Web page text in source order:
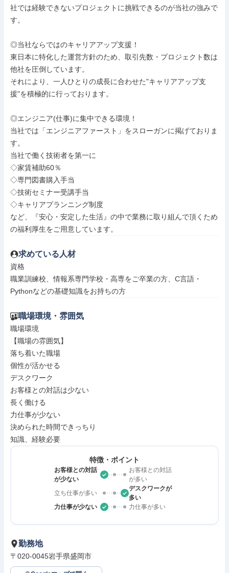
社では経験できないプロジェクトに挑戦できるのが当社の強みで
す。
◎当社ならではのキャリアアップ支援！
東日本に特化した運営方針のため、取引先数・プロジェクト数は
他社を圧倒しています。
それにより、一人ひとりの成長に合わせた"キャリアアップ支
援"を積極的に行っております。
◎エンジニア(仕事)に集中できる環境！
当社では「エンジニアファースト」をスローガンに掲げておりま
す。
当社で働く技術者を第一に
◇家賃補助60％
◇専門図書購入手当
◇技術セミナー受講手当
◇キャリアプランニング制度
など、『安心・安定した生活』の中で業務に取り組んで頂くため
の福利厚生をご用意しています。
求めている人材
資格
職業訓練校、情報系専門学校・高専をご卒業の方、C言語・
Pythonなどの基礎知識をお持ちの方
職場環境・雰囲気
職場環境
【職場の雰囲気】
落ち着いた職場
個性が活かせる
デスクワーク
お客様との対話は少ない
長く働ける
力仕事が少ない
決められた時間できっちり
知識、経験必要
特徴・ポイント
お客様との対話
が少ない
お客様との対話
が多い
立ち仕事が多い
デスクワークが
多い
力仕事が少ない
力仕事が多い
勤務地
〒020-0045岩手県盛岡市